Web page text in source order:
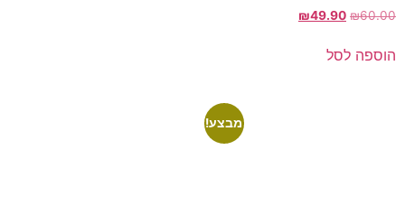
₪60.00
₪49.90
הוספה לסל
מבצע!